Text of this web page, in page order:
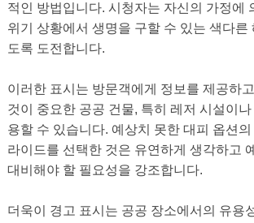
적인 방법입니다. 시청자는 자신의 가정에
위기 상황에서 생명을 구할 수 있는 색다른
도록 도전합니다.
이러한 표시는 방문객에게 정보를 제공하
것이 중요한 공공 건물, 특히 레저 시설이
용할 수 있습니다. 예상치 못한 대피 옵션
라이드를 선택한 것은 유연하게 생각하고
대비해야 할 필요성을 강조합니다.
더욱이 경고 표시는 공공 장소에서의 유용